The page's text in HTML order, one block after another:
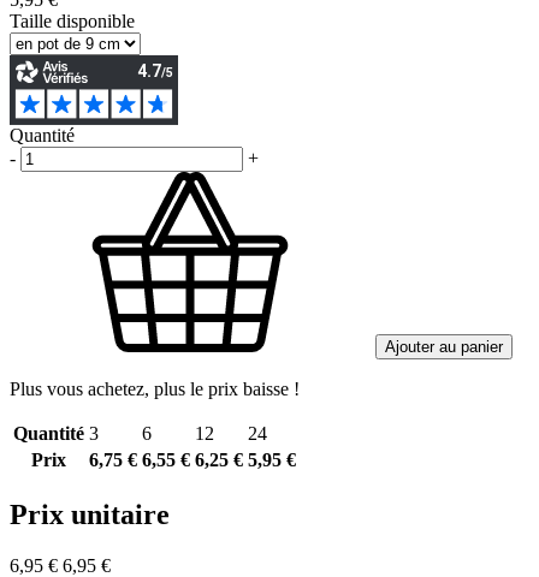
Taille disponible
Quantité
-
+
Ajouter au panier
Plus vous achetez, plus le prix baisse !
Quantité 3 6 12
24
Prix
6,75 € 6,55 € 6,25 € 5,95 €
Prix unitaire
6,95 € 6,95 €